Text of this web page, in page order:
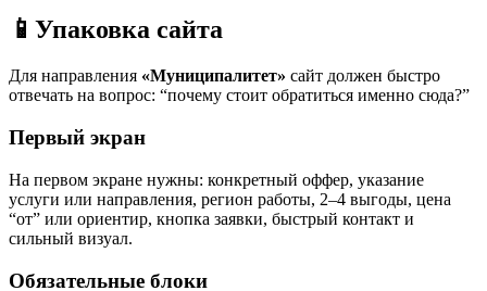
📱 Упаковка сайта
Для направления «Муниципалитет» сайт должен быстро
отвечать на вопрос: “почему стоит обратиться именно сюда?”
Первый экран
На первом экране нужны: конкретный оффер, указание
услуги или направления, регион работы, 2–4 выгоды, цена
“от” или ориентир, кнопка заявки, быстрый контакт и
сильный визуал.
Обязательные блоки